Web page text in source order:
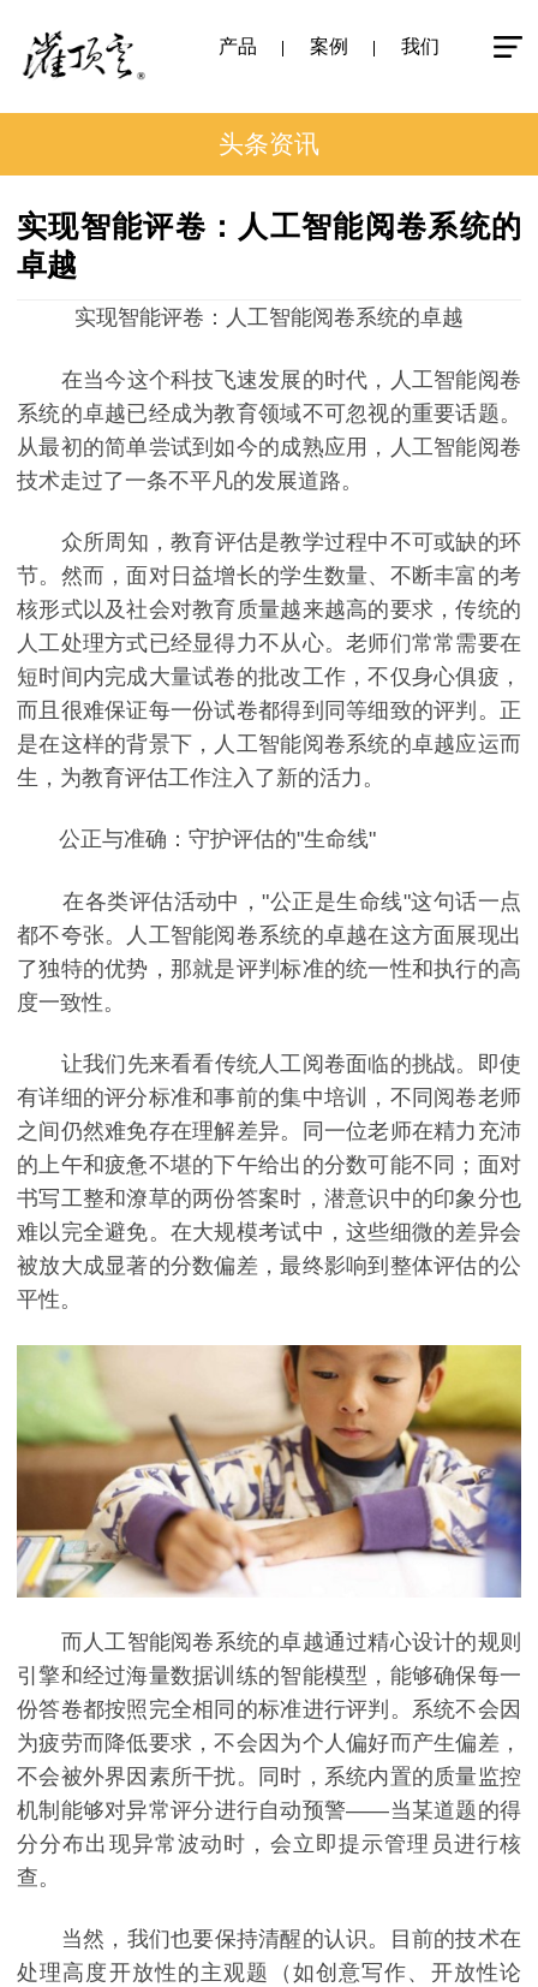
产品 案例 我们
头条资讯
实现智能评卷：人工智能阅卷系统的
卓越
实现智能评卷：人工智能阅卷系统的卓越
在当今这个科技飞速发展的时代，人工智能阅卷
系统的卓越已经成为教育领域不可忽视的重要话题。
从最初的简单尝试到如今的成熟应用，人工智能阅卷
技术走过了一条不平凡的发展道路。
众所周知，教育评估是教学过程中不可或缺的环
节。然而，面对日益增长的学生数量、不断丰富的考
核形式以及社会对教育质量越来越高的要求，传统的
人工处理方式已经显得力不从心。老师们常常需要在
短时间内完成大量试卷的批改工作，不仅身心俱疲，
而且很难保证每一份试卷都得到同等细致的评判。正
是在这样的背景下，人工智能阅卷系统的卓越应运而
生，为教育评估工作注入了新的活力。
公正与准确：守护评估的"生命线"
在各类评估活动中，"公正是生命线"这句话一点
都不夸张。人工智能阅卷系统的卓越在这方面展现出
了独特的优势，那就是评判标准的统一性和执行的高
度一致性。
让我们先来看看传统人工阅卷面临的挑战。即使
有详细的评分标准和事前的集中培训，不同阅卷老师
之间仍然难免存在理解差异。同一位老师在精力充沛
的上午和疲惫不堪的下午给出的分数可能不同；面对
书写工整和潦草的两份答案时，潜意识中的印象分也
难以完全避免。在大规模考试中，这些细微的差异会
被放大成显著的分数偏差，最终影响到整体评估的公
平性。
而人工智能阅卷系统的卓越通过精心设计的规则
引擎和经过海量数据训练的智能模型，能够确保每一
份答卷都按照完全相同的标准进行评判。系统不会因
为疲劳而降低要求，不会因为个人偏好而产生偏差，
不会被外界因素所干扰。同时，系统内置的质量监控
机制能够对异常评分进行自动预警——当某道题的得
分分布出现异常波动时，会立即提示管理员进行核
查。
当然，我们也要保持清醒的认识。目前的技术在
处理高度开放性的主观题（如创意写作、开放性论